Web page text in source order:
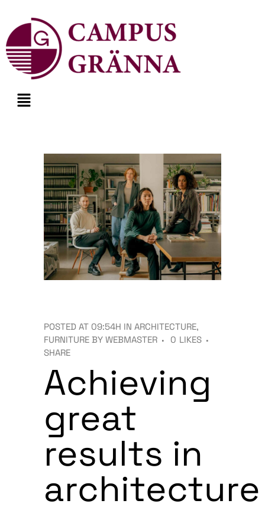
Achieving
great
results in
architecture
POSTED AT 09:54H IN ARCHITECTURE,
FURNITURE BY WEBMASTER 0 LIKES
SHARE